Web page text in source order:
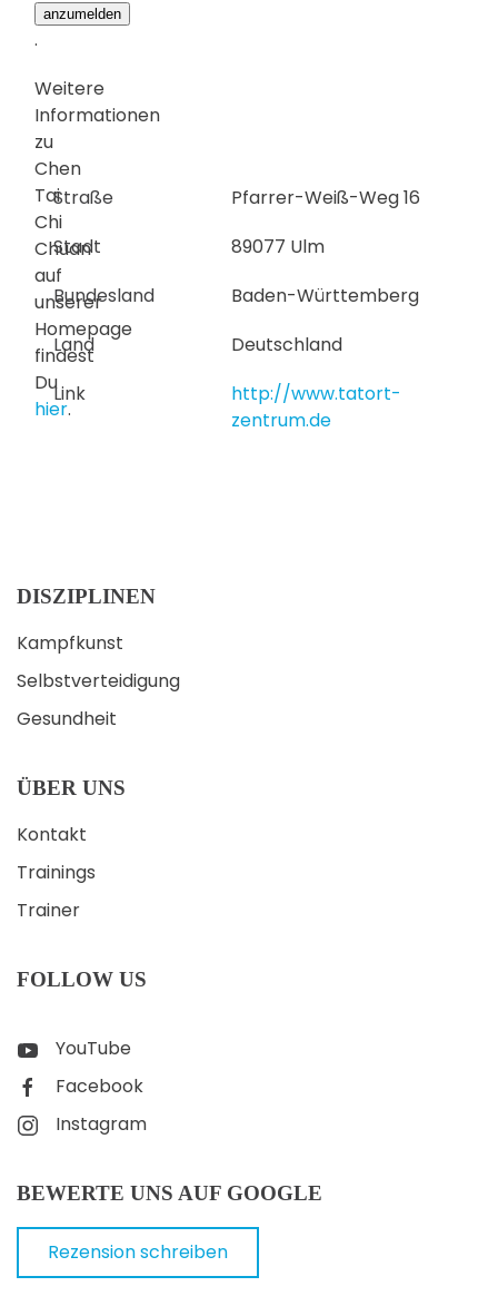
anzumelden
.
Weitere
Informationen
zu
Chen
Tai
Chi
Chuan
auf
unserer
Homepage
findest
Du
hier.
Straße
Pfarrer-Weiß-Weg 16
Stadt
89077 Ulm
Bundesland
Baden-Württemberg
Land
Deutschland
Link
http://www.tatort-
zentrum.de
DISZIPLINEN
Kampfkunst
Selbstverteidigung
Gesundheit
ÜBER UNS
Kontakt
Trainings
Trainer
FOLLOW US
YouTube
Facebook
Instagram
BEWERTE UNS AUF GOOGLE
Rezension schreiben